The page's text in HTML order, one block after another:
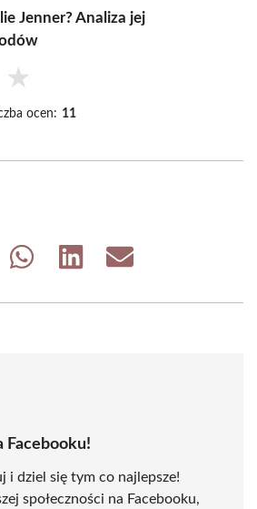
Jenner? Analiza jej
★
ocen: 11
Share
Share
Share
Facebooku!
i dziel się tym co najlepsze!
społeczności na Facebooku,